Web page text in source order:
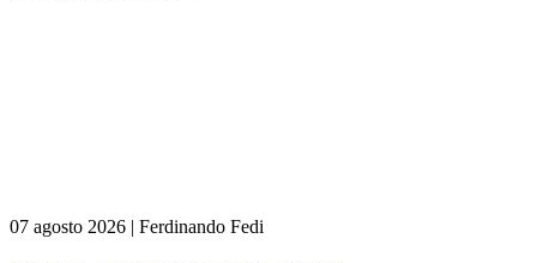
07 agosto 2026 | Ferdinando Fedi